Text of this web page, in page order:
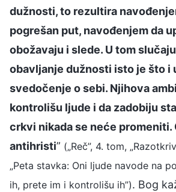
dužnosti, to rezultira
pogrešan put, navođenjem da
obožavaju i slede. U tom
obavljanje dužnosti isto je što i
svedočenje o sebi. Njihova
kontrolišu ljude i da zadobiju
crkvi nikada se neće promeniti.
antihristi” („Reč”, 4. tom,
„Peta stavka: Oni ljude navode na
ih, prete im i kontrolišu ih”). Bog